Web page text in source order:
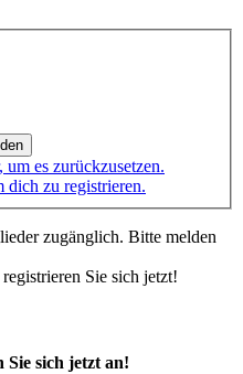
es zurückzusetzen.
dich zu registrieren.
zugänglich. Bitte melden
Sie sich jetzt!
Sie sich jetzt an!